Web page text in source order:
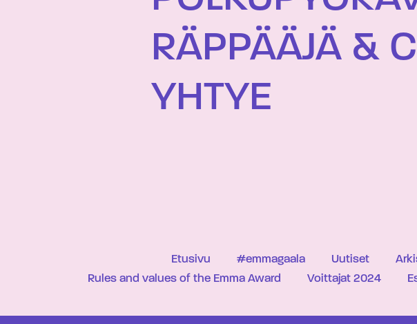
RÄPPÄÄJÄ &
YHTYE
Etusivu #emmagaala Uutiset
Rules and values of the Emma Award
Voittajat 2024